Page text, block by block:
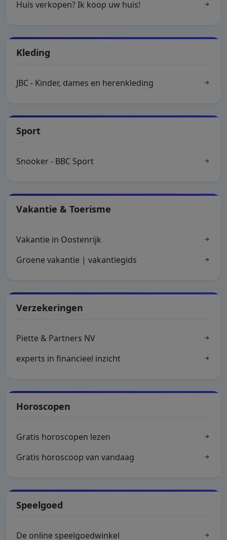
Huis verkopen? Ik koop uw huis!
Kleding
JBC - Kinder, dames en herenkleding
Sport
Snooker - BBC Sport
Vakantie & Toerisme
Vakantie in Oostenrijk
Groene vakantie | vakantiegids
Verzekeringen
Piette & Partners NV
experts in financieel inzicht
Horoscopen
Gratis horoscopen lezen
Gratis horoscoop van vandaag
Speelgoed
De online speelgoedwinkel